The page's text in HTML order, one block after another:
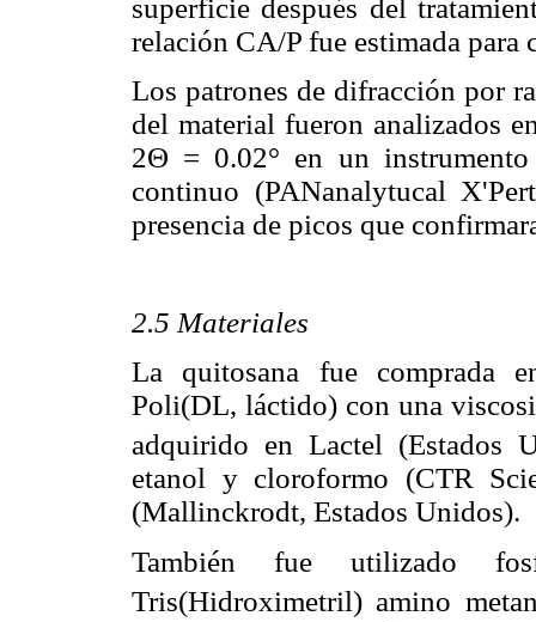
superficie después del
relación CA/P fue estimada para
Los patrones de difracción por
del material fueron analizados
2Θ = 0.02° en un
continuo (PANanalytucal
presencia de picos que
2.5 Materiales
La quitosana fue comprada
Poli(DL, láctido) con una
adquirido en Lactel (Estados
etanol y cloroformo (CTR
(Mallinckrodt, Estados Unidos).
También fue utilizado
Tris(Hidroximetril) amino